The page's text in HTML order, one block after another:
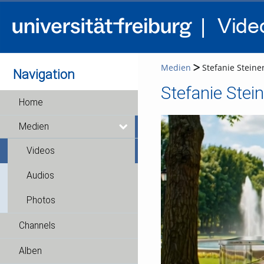
Navigation
Home
Medien
Videos
Audios
Photos
Channels
Alben
Medien Stefanie
Stefanie